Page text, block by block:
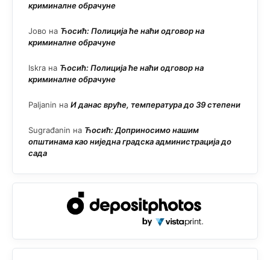
криминалне обрачуне
Јово на Ћосић: Полиција ће наћи одговор на
криминалне обрачуне
Iskra на Ћосић: Полиција ће наћи одговор на
криминалне обрачуне
Paljanin на И данас вруће, температура до 39 степени
Sugrađanin на Ћосић: Доприносимо нашим
општинама као ниједна градска администрација до
сада